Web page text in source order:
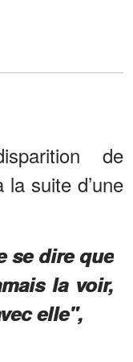
de
suite d’une
se dire que
la voir,
elle",